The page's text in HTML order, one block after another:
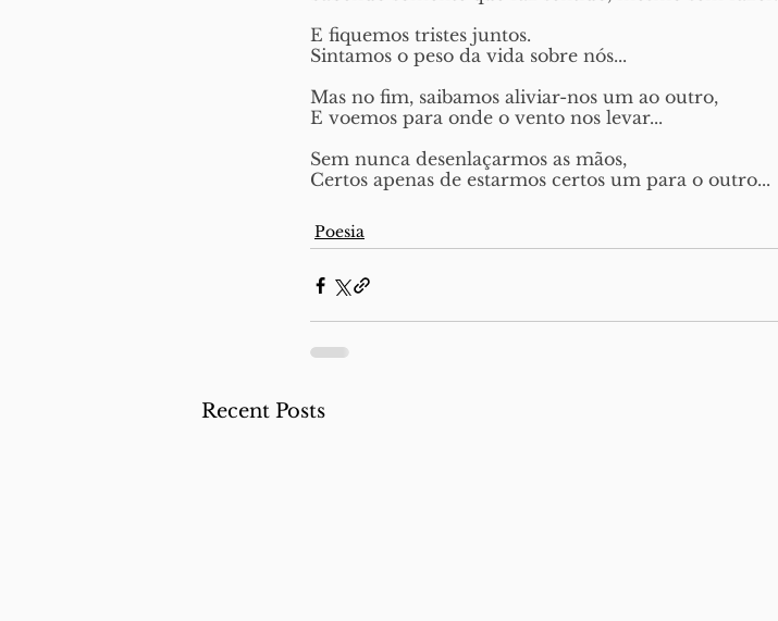
E fiquemos tristes juntos.
Sintamos o peso da vida sobre nós...
Mas no fim, saibamos aliviar-nos um ao outro,
E voemos para onde o vento nos levar...
Sem nunca desenlaçarmos as mãos,
Certos apenas de estarmos certos um para o outro...
Poesia
Recent Posts